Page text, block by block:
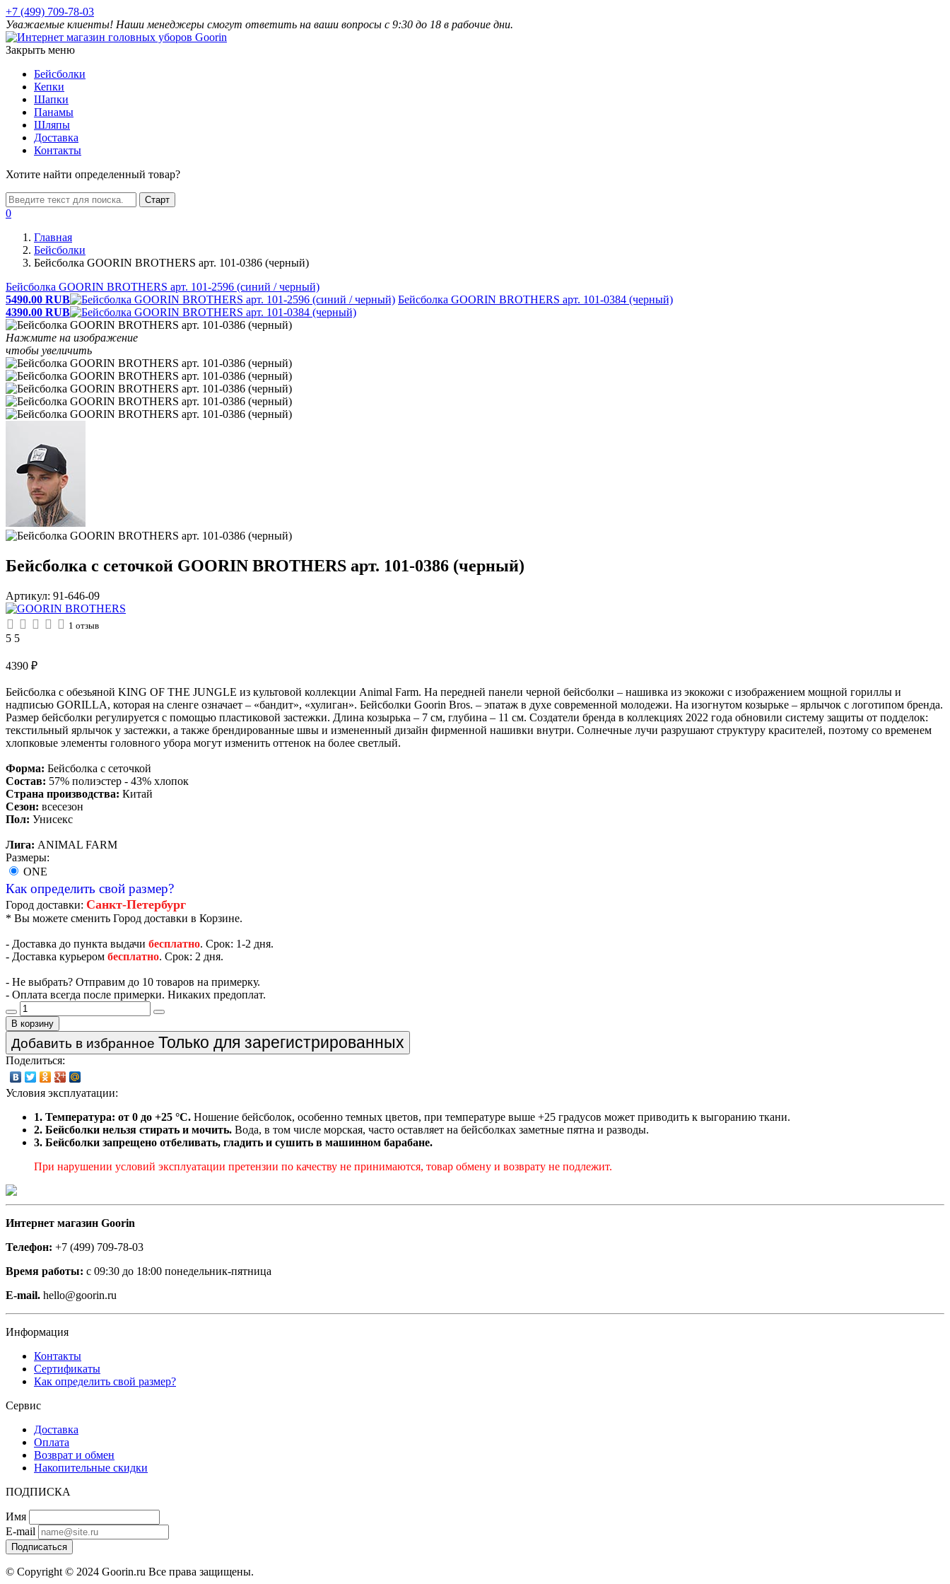
+7 (499) 709-78-03
Уважаемые клиенты! Наши менеджеры смогут ответить на ваши вопросы с 9:30 до 18 в рабочие дни.
Закрыть меню
Бейсболки
Кепки
Шапки
Панамы
Шляпы
Доставка
Контакты
Хотите найти определенный товар?
Старт
0
Главная
Бейсболки
Бейсболка GOORIN BROTHERS арт. 101-0386 (черный)
Бейсболка GOORIN BROTHERS арт. 101-2596 (синий / черный)
5490.00 RUB
Бейсболка GOORIN BROTHERS арт. 101-0384 (черный)
4390.00 RUB
Нажмите на изображение
чтобы увеличить
Бейсболка с сеточкой GOORIN BROTHERS арт. 101-0386 (черный)
Артикул: 91-646-09
1 отзыв
5 5
4390 ₽
Бейсболка с обезьяной KING OF THE JUNGLE из культовой коллекции Animal Farm. На передней панели черной бейсболки – нашивка из экокожи с изображением мощной гориллы и
надписью GORILLA, которая на сленге означает – «бандит», «хулиган». Бейсболки Goorin Bros. – эпатаж в духе современной молодежи. На изогнутом козырьке – ярлычок с логотипом бренда.
Размер бейсболки регулируется с помощью пластиковой застежки. Длина козырька – 7 см, глубина – 11 см. Создатели бренда в коллекциях 2022 года обновили систему защиты от подделок:
текстильный ярлычок у застежки, а также брендированные швы и измененный дизайн фирменной нашивки внутри. Солнечные лучи разрушают структуру красителей, поэтому со временем
хлопковые элементы головного убора могут изменить оттенок на более светлый.
Форма: Бейсболка с сеточкой
Состав: 57% полиэстер - 43% хлопок
Страна производства: Китай
Сезон: всесезон
Пол: Унисекс
Лига: ANIMAL FARM
Размеры:
ONE
Как определить свой размер?
Город доставки: Санкт-Петербург
* Вы можете сменить Город доставки в Корзине.
- Доставка до пункта выдачи бесплатно. Срок: 1-2 дня.
- Доставка курьером бесплатно. Срок: 2 дня.
- Не выбрать? Отправим до 10 товаров на примерку.
- Оплата всегда после примерки. Никаких предоплат.
В корзину
Добавить в избранное Только для зарегистрированных
Поделиться:
Условия эксплуатации:
1. Температура: от 0 до +25 °C. Ношение бейсболок, особенно темных цветов, при температуре выше +25 градусов может приводить к выгоранию ткани.
2. Бейсболки нельзя стирать и мочить. Вода, в том числе морская, часто оставляет на бейсболках заметные пятна и разводы.
3. Бейсболки запрещено отбеливать, гладить и сушить в машинном барабане.
При нарушении условий эксплуатации претензии по качеству не принимаются, товар обмену и возврату не подлежит.
Интернет магазин Goorin
Телефон: +7 (499) 709-78-03
Время работы: с 09:30 до 18:00 понедельник-пятница
E-mail. hello@goorin.ru
Информация
Контакты
Сертификаты
Как определить свой размер?
Сервис
Доставка
Оплата
Возврат и обмен
Накопительные скидки
ПОДПИСКА
Имя
E-mail
Подписаться
© Copyright © 2024 Goorin.ru Все права защищены.